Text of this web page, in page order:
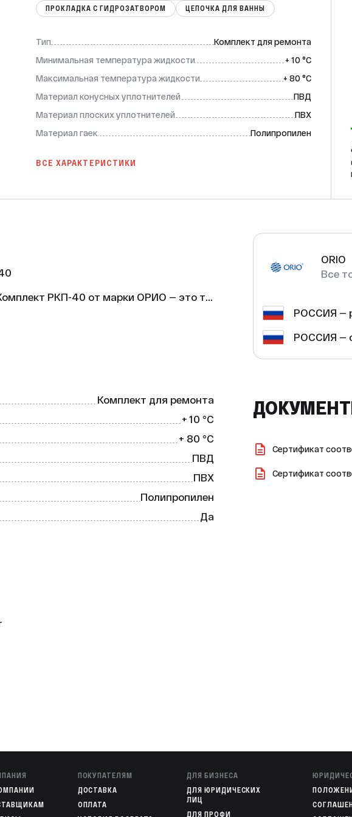
ПРОКЛАДКА С ГИДРОЗАТВОРОМ
ЦЕПОЧКА ДЛЯ ВАННЫ
Тип
Комплект для ремонта
Минимальная температура жидкости
+ 10 °С
Макcимальная температура жидкости
+ 80 °C
Материал конусных уплотнителей
ПВД
Материал плоских уплотнителей
ПВХ
Материал гаек
Полипропилен
ВСЕ ХАРАКТЕРИСТИКИ
РКП-40 от марки ОРИО — это то,
детали и уплотнители уже включены в
для вашего дома.
Выбирая этот комплект, вы
Комплект для ремонта
+ 10 °С
+ 80 °C
ПВД
ПВХ
Полипропилен
Да
ORIO
Все
РОССИЯ —
РОССИЯ —
ПОКУПАТЕЛЯМ
ДОСТАВКА
ОПЛАТА
ДЛЯ БИЗНЕСА
ДЛЯ ЮРИДИЧЕСКИХ
ЛИЦ
ДЛЯ ПРОФИ